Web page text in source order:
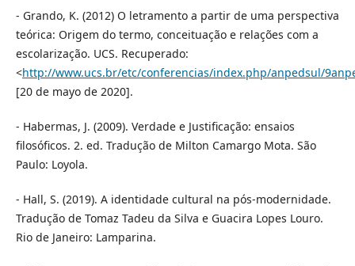
- Grando, K. (2012) O letramento a partir de uma perspectiva
teórica: Origem do termo, conceituação e relações com a
escolarização. UCS. Recuperado:
<http://www.ucs.br/etc/conferencias/index.php/anpedsul/
[20 de mayo de 2020].
- Habermas, J. (2009). Verdade e Justificação: ensaios
filosóficos. 2. ed. Tradução de Milton Camargo Mota. São
Paulo: Loyola.
- Hall, S. (2019). A identidade cultural na pós-modernidade.
Tradução de Tomaz Tadeu da Silva e Guacira Lopes Louro.
Rio de Janeiro: Lamparina.